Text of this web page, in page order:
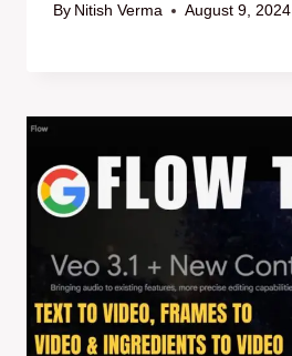
By Nitish Verma August 9, 2024